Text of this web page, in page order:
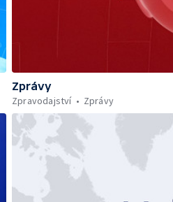
Zprávy
Zpravodajství
Zprávy